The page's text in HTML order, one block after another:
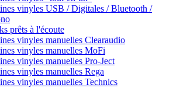
vinyles USB / Digitales / Bluetooth /
prêts à l'écoute
vinyles manuelles Clearaudio
vinyles manuelles MoFi
vinyles manuelles Pro-Ject
vinyles manuelles Rega
vinyles manuelles Technics